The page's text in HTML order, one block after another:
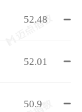
52.48
52.01
50.9